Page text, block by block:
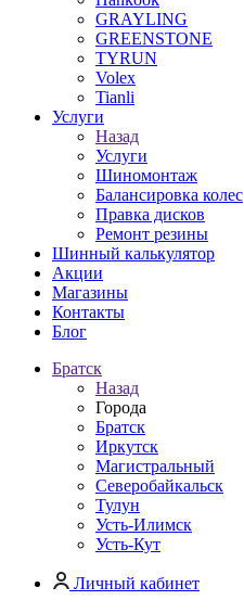
GRAYLING
GREENSTONE
TYRUN
Volex
Tianli
Услуги
Назад
Услуги
Шиномонтаж
Балансировка колес
Правка дисков
Ремонт резины
Шинный калькулятор
Акции
Магазины
Контакты
Блог
Братск
Назад
Города
Братск
Иркутск
Магистральный
Северобайкальск
Тулун
Усть-Илимск
Усть-Кут
Личный кабинет